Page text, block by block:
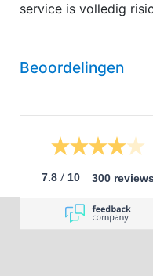
service is volledig
Beoordelingen
7.8 / 10 300 reviews